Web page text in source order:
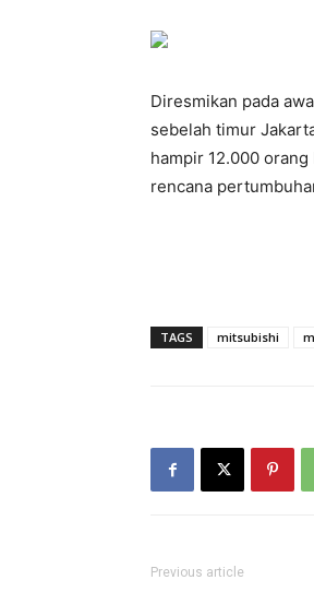
Diresmikan pada
sebelah timur
hampir 12.000
rencana
TAGS mitsubishi
Previous article